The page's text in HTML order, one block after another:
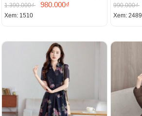
cấp thần
1.390.000₫ 980.000₫
Xem: 1510
đứng
990.000₫
Xem: 2489